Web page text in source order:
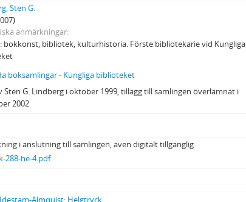
Sten G.
anmärkningar
bokkonst, bibliotek, kulturhistoria. Förste bibliotekarie vid Kungliga
boksamlingar - Kungliga biblioteket
Sten G. Lindberg i oktober 1999, tillägg till samlingen överlämnat i
2002
i anslutning till samlingen, även digitalt tillgänglig
288-he-4.pdf
Almquist: Helgtryck